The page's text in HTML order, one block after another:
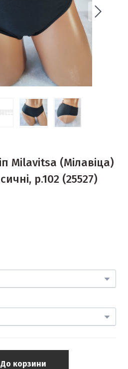
Milavitsa (Мілавіца)
р.102 (25527)
До корзини